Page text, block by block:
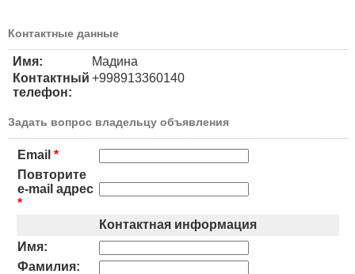
Контактные данные
Имя:
Мадина
Контактный
телефон:
+998913360140
Задать вопрос владельцу объявления
Email *
Повторите
e-mail адрес
*
Контактная информация
Имя:
Фамилия: